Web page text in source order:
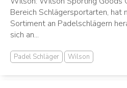
Bereich Schlägersportarten, hat
Sortiment an Padelschlägern
sich an...
Padel Schläger Wilson